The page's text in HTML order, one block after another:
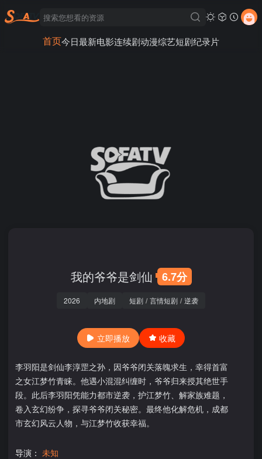
首页今日最新电影连续剧动漫综艺短剧纪录片
我的爷爷是剑仙 6.7分
2026 内地剧 短剧 / 言情短剧 / 逆袭
立即播放 收藏
李羽阳是剑仙李淳罡之孙，因爷爷闭关落魄求生，幸得首富
之女江梦竹青睐。他遇小混混纠缠时，爷爷归来授其绝世手
段。此后李羽阳凭能力都市逆袭，护江梦竹、解家族难题，
卷入玄幻纷争，探寻爷爷闭关秘密。最终他化解危机，成都
市玄幻风云人物，与江梦竹收获幸福。
导演： 未知